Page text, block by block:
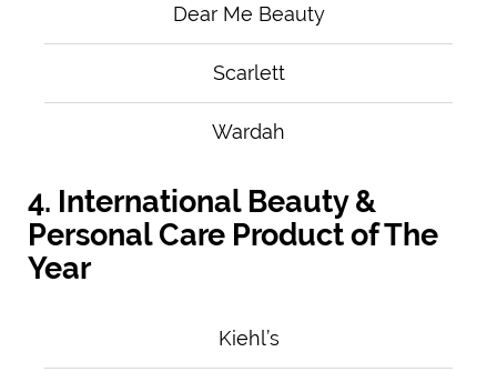
Dear Me Beauty
Scarlett
Wardah
4. International Beauty &
Personal Care Product of The
Year
Kiehl’s